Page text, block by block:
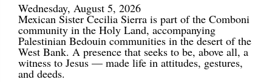
Wednesday, August 5, 2026
Mexican Sister Cecilia Sierra is part of the Comboni
community in the Holy Land, accompanying
Palestinian Bedouin communities in the desert of the
West Bank. A presence that seeks to be, above all, a
witness to Jesus — made life in attitudes, gestures,
and deeds.